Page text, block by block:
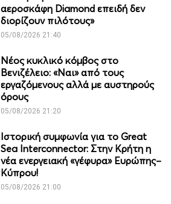
αεροσκάφη Diamond επειδή δεν
διορίζουν πιλότους»
05/08/2026 21:40
Νέος κυκλικό κόμβος στο
Βενιζέλειο: «Ναι» από τους
εργαζόμενους αλλά με αυστηρούς
όρους
05/08/2026 21:20
Ιστορική συμφωνία για το Great
Sea Interconnector: Στην Κρήτη η
νέα ενεργειακή «γέφυρα» Ευρώπης–
Κύπρου!
05/08/2026 21:00